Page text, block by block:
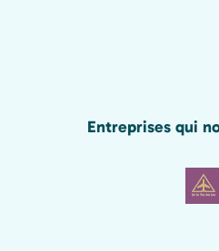
Entreprises qui